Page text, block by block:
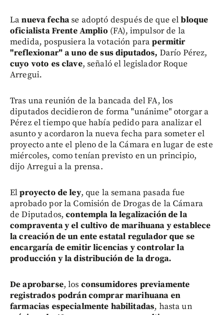
Lanueva fechase adoptó después de que elbloque
oficialista Frente Amplio (FA), impulsor de la
medida, pospusiera la votación parapermitir
"reflexionar" a uno de sus diputados, Darío Pérez,
cuyo voto es clave, señaló el legislador Roque
Arregui.
Tras una reunión de la bancada del FA, los
diputados decidieron de forma "unánime" otorgar a
Pérez el tiempo que había pedido para analizar el
asunto y acordaron la nueva fecha para someter el
proyecto ante el pleno de la Cámara en lugar de este
miércoles, como tenían previsto en un principio,
dijo Arregui a la prensa.
Elproyecto de ley, que la semana pasada fue
aprobado por la Comisión de Drogas de la Cámara
de Diputados,contempla la legalización de la
compraventa y el cultivo de marihuana y establece
la creación de un ente estatal regulador que se
encargaría de emitir licencias y controlar la
producción y la distribución de la droga.
De aprobarse, los consumidores previamente
registrados podrán comprar marihuana en
farmacias especialmente habilitadas, hasta un